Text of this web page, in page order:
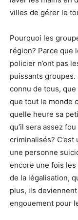
villes de gérer le
Pourquoi les
région? Parce que
policier n’ont pas
puissants
connu de tous,
que tout le monde
quelle heure sa
qu’il sera assez
criminalisés?
une personne
encore une fois les
de la légalisation,
plus, ils
engouement pour